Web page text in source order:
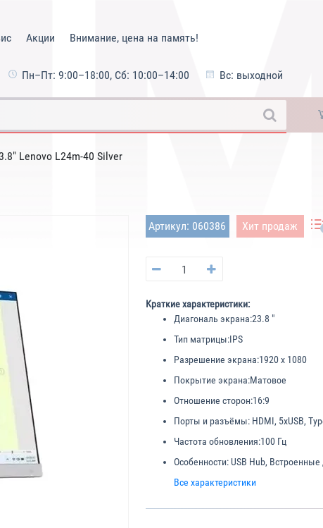
Акции Внимание, цена на память!
Пн–Пт: 9:00–18:00, Сб: 10:00–14:00 Вс: выходной
Lenovo L24m-40 Silver
Артикул: 060386 Хит продаж
Краткие характеристики:
Диагональ экрана:23.8 "
Тип матрицы:IPS
Разрешение экрана:1920 x 1080
Покрытие экрана:Матовое
Отношение сторон:16:9
Порты и разъёмы:HDMI, 5xUSB,
Частота обновления:100 Гц
Особенности:USB Hub,
Все характеристики